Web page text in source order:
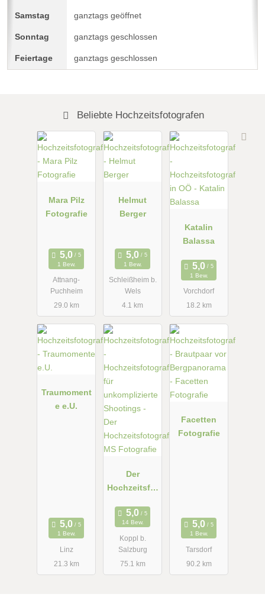
ganztags geöffnet
ganztags geschlossen
ganztags geschlossen
Beliebte Hochzeitsfotografen
Mara Pilz
Fotografie
1 Bew.
Attnang-
Puchheim
29.0 km
Helmut
Berger
1 Bew.
Schleißheim b.
Wels
4.1 km
Katalin
Balassa
1 Bew.
Vorchdorf
18.2 km
Traumoment
e e.U.
1 Bew.
Linz
21.3 km
Der
Hochzeitsfot
Fotografie
14 Bew.
Koppl b.
Salzburg
75.1 km
Facetten
Fotografie
1 Bew.
Tarsdorf
90.2 km